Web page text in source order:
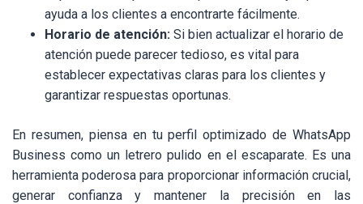
ayuda a los clientes a encontrarte fácilmente.
Horario de atención: Si bien actualizar el horario de
atención puede parecer tedioso, es vital para
establecer expectativas claras para los clientes y
garantizar respuestas oportunas.
En resumen, piensa en tu perfil optimizado de WhatsApp
Business como un letrero pulido en el escaparate. Es una
herramienta poderosa para proporcionar información crucial,
generar confianza y mantener la precisión en las